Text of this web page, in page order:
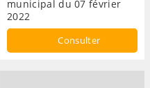
municipal du 07 février
2022
conseil municipalConsulter